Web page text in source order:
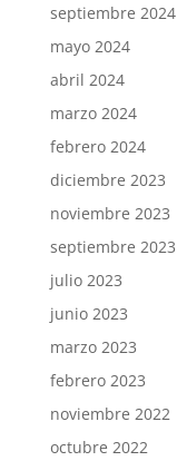
septiembre 2024
mayo 2024
abril 2024
marzo 2024
febrero 2024
diciembre 2023
noviembre 2023
septiembre 2023
julio 2023
junio 2023
marzo 2023
febrero 2023
noviembre 2022
octubre 2022